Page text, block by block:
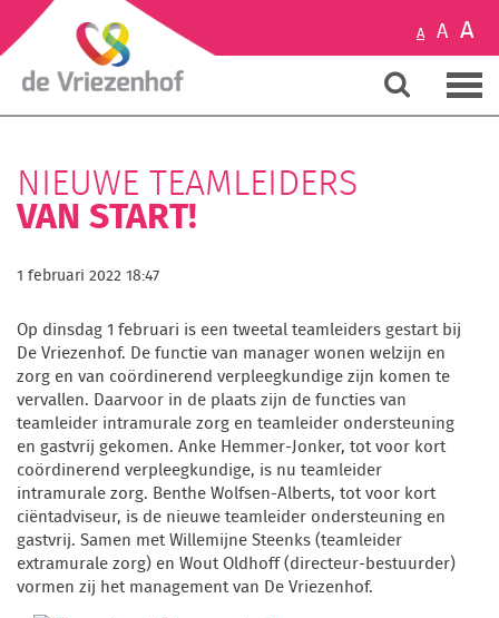
A A A
NIEUWE TEAMLEIDERS
VAN START!
1 februari 2022 18:47
Op dinsdag 1 februari is een tweetal teamleiders gestart bij
De Vriezenhof. De functie van manager wonen welzijn en
zorg en van coördinerend verpleegkundige zijn komen te
vervallen. Daarvoor in de plaats zijn de functies van
teamleider intramurale zorg en teamleider ondersteuning
en gastvrij gekomen. Anke Hemmer-Jonker, tot voor kort
coördinerend verpleegkundige, is nu teamleider
intramurale zorg. Benthe Wolfsen-Alberts, tot voor kort
ciëntadviseur, is de nieuwe teamleider ondersteuning en
gastvrij. Samen met Willemijne Steenks (teamleider
extramurale zorg) en Wout Oldhoff (directeur-bestuurder)
vormen zij het management van De Vriezenhof.